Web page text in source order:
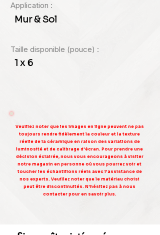
Application :
Mur & Sol
Taille disponible (pouce) :
1 x 6
Veuillez noter que les images en ligne peuvent ne pas
toujours rendre fidèlement la couleur et la texture
réelle de la céramique en raison des variations de
luminosité et de calibrage d'écran. Pour prendre une
décision éclairée, nous vous encourageons à visiter
notre magasin en personne où vous pourrez voir et
toucher les échantillons réels avec l'assistance de
nos experts. Veuillez noter que le matériau choisi
peut être discontinuités. N'hésitez pas à nous
contacter pour en savoir plus.